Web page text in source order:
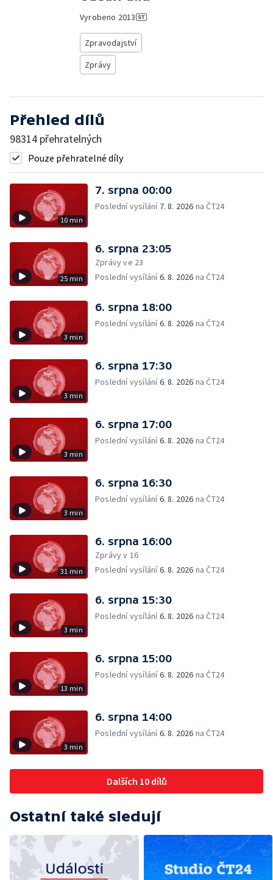
Vyrobeno 2013
Zpravodajství
Zprávy
Přehled dílů
98314 přehratelných
Pouze přehratelné díly
10 min
7. srpna 00:00
Poslední vysílání 7. 8. 2026 na ČT24
25 min
6. srpna 23:05
Zprávy ve 23
Poslední vysílání6. 8. 2026 na ČT24
3 min
6. srpna 18:00
Poslední vysílání6. 8. 2026 na ČT24
3 min
6. srpna 17:30
Poslední vysílání6. 8. 2026 na ČT24
3 min
6. srpna 17:00
Poslední vysílání6. 8. 2026 na ČT24
3 min
6. srpna 16:30
Poslední vysílání6. 8. 2026 na ČT24
31 min
6. srpna 16:00
Zprávy v 16
Poslední vysílání6. 8. 2026 na ČT24
3 min
6. srpna 15:30
Poslední vysílání6. 8. 2026 na ČT24
13 min
6. srpna 15:00
Poslední vysílání6. 8. 2026 na ČT24
3 min
6. srpna 14:00
Poslední vysílání6. 8. 2026 na ČT24
Dalších 10 dílů
Ostatní také sledují